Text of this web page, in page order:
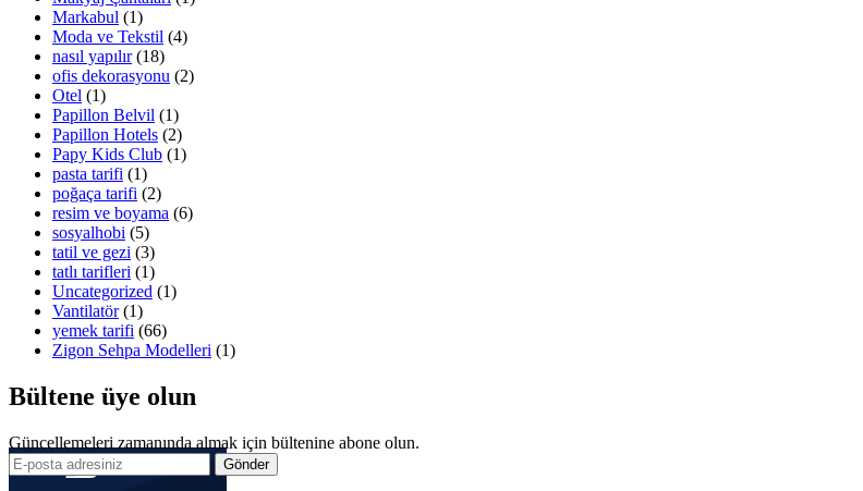
Markabul (1)
Moda ve Tekstil (4)
nasıl yapılır(18)
ofis dekorasyonu (2)
Otel (1)
Papillon Belvil (1)
Papillon Hotels (2)
Papy Kids Club (1)
pasta tarifi (1)
poğaça tarifi (2)
resim ve boyama (6)
sosyalhobi (5)
tatil ve gezi (3)
tatlı tarifleri (1)
Uncategorized (1)
Vantilatör(1)
yemek tarifi (66)
Zigon Sehpa Modelleri (1)
Bültene üye olun
Güncellemeleri zamanında almak için bültenine abone olun.